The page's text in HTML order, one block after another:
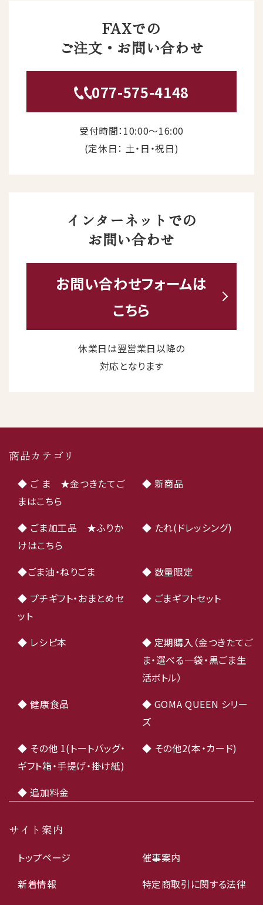
FAXでの
ご注文・お問い合わせ
077-575-4148
受付時間：10:00〜16:00
(定休日： 土・日・祝日)
インターネットでの
お問い合わせ
お問い合わせフォームは
こちら
休業日は翌営業日以降の
対応となります
商品カテゴリ
◆ ご ま ★金つきたてご
まはこちら
◆ 新商品
◆ ごま加工品 ★ふりか
けはこちら
◆ たれ(ドレッシング)
◆ごま油・ねりごま
◆ 数量限定
◆ プチギフト・おまとめセ
ット
◆ ごまギフトセット
◆ レシピ本
◆ 定期購入（金つきたてご
ま・選べる一袋・黒ごま生
活ボトル）
◆ 健康食品
◆ GOMA QUEEN シリー
ズ
◆ その他 1(トートバッグ・
ギフト箱・手提げ・掛け紙)
◆ その他2(本・カード)
◆ 追加料金
サイト案内
トップページ
催事案内
新着情報
特定商取引に関する法律